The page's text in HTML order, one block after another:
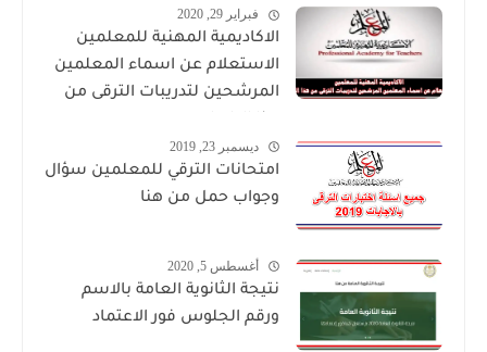
فبراير 29, 2020
الاكاديمية المهنية للمعلمين
الاستعلام عن اسماء المعلمين
المرشحين لتدريبات الترقى من
ديسمبر 23, 2019
امتحانات الترقي للمعلمين سؤال
وجواب حمل من هنا
أغسطس 5, 2020
نتيجة الثانوية العامة بالاسم
ورقم الجلوس فور الاعتماد